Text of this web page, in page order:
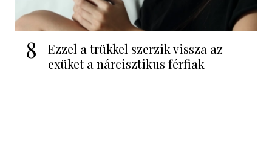
8
Ezzel a trükkel szerzik vissza az
exüket a nárcisztikus férfiak